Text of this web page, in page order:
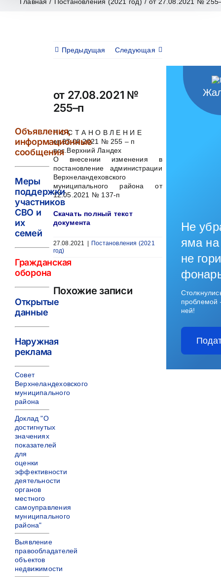
Предыдущая Следующая
от 27.08.2021 №
255–п
П О С Т А Н О В Л Е Н И Е
от 27.08.2021 № 255 – п
пос.Верхний Ландех
О внесении изменения в
постановление администрации
Верхнеландеховского
муниципального района от
12.05.2021 № 137-п
Скачать полный текст
документа
27.08.2021
Постановления (2021
год)
Похожие записи
Объявления,
информационные
сообщения
Меры
поддержки
участников
СВО и
их
семей
Гражданская
оборона
Открытые
данные
Наружная
реклама
Совет
Верхнеландеховского
муниципального
района
Доклад "О
достигнутых
значениях
показателей
для
оценки
эффективности
деятельности
органов
местного
самоуправления
муниципального
района"
Выявление
правообладателей
объектов
недвижимости
Не
яма на
не
ней!